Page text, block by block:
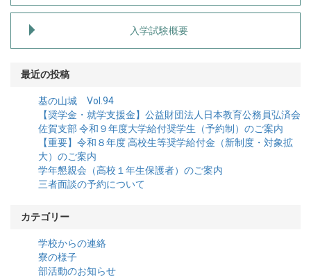
入学試験概要
最近の投稿
基の山城 Vol.94
【奨学金・就学支援金】公益財団法人日本教育公務員弘済会
佐賀支部 令和９年度大学給付奨学生（予約制）のご案内
【重要】令和８年度 高校生等奨学給付金（新制度・対象拡
大）のご案内
学年懇親会（高校１年生保護者）のご案内
三者面談の予約について
カテゴリー
学校からの連絡
寮の様子
部活動のお知らせ